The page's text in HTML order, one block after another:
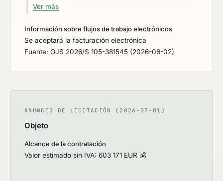
entidad, de acuerdo con lo establecido en el
Público (Ley 9/2017, de 8 de noviembre). El mismo
plazo, desde el día siguiente a su publicación en el
perfil del contratante, respecto el pliego de
Ver más
Información sobre flujos de trabajo electrónicos
Se aceptará la facturación electrónica
Fuente: OJS 2026/S 105-381545 (2026-06-02)
ANUNCIO DE LICITACIÓN (2026-07-01)
Objeto
Alcance de la contratación
Valor estimado sin IVA: 603 171 EUR 💰